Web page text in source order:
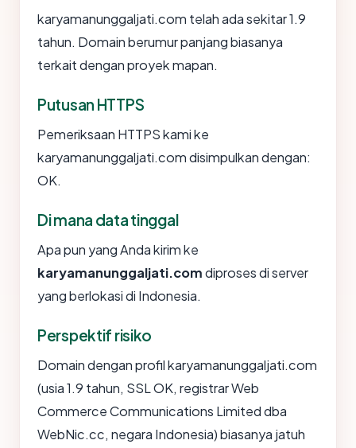
karyamanunggaljati.com telah ada sekitar 1.9
tahun. Domain berumur panjang biasanya
terkait dengan proyek mapan.
Putusan HTTPS
Pemeriksaan HTTPS kami ke
karyamanunggaljati.com disimpulkan dengan:
OK.
Di mana data tinggal
Apa pun yang Anda kirim ke
karyamanunggaljati.comdiproses di server
yang berlokasi di Indonesia.
Perspektif risiko
Domain dengan profil karyamanunggaljati.com
(usia 1.9 tahun, SSL OK, registrar Web
Commerce Communications Limited dba
WebNic.cc, negara Indonesia) biasanya jatuh